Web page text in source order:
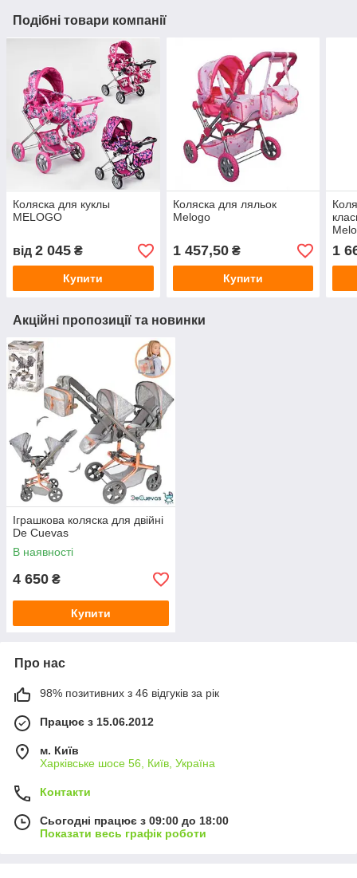
Подібні товари компанії
Коляска для куклы
MELOGO
від 2 045 ₴
Купити
Коляска для ляльок
Melogo
1 457,50₴
Купити
1
Акційні пропозиції та новинки
Іграшкова коляска для двійні
De Cuevas
В наявності
4 650 ₴
Купити
Про нас
98% позитивних з 46 відгуків за рік
Працює з 15.06.2012
м. Київ
Харківське шосе 56, Київ, Україна
Контакти
Сьогодні працює з 09:00 до 18:00
Показати весь графік роботи